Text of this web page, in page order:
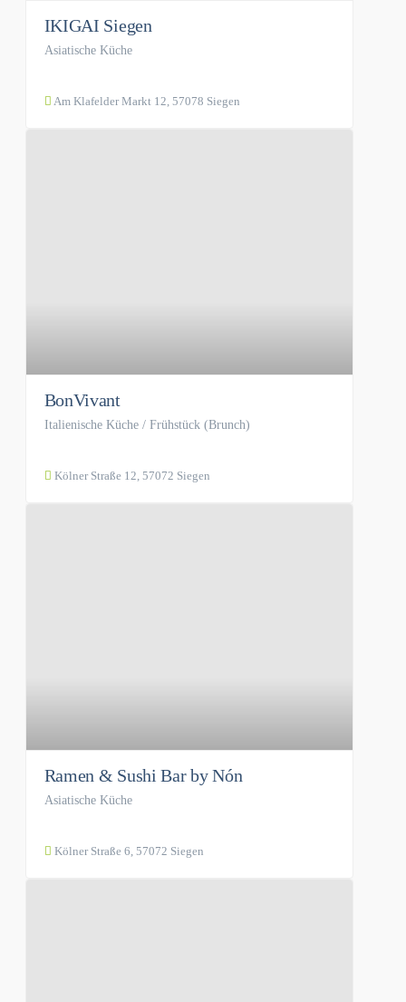
IKIGAI Siegen
Asiatische Küche
Am Klafelder Markt 12, 57078 Siegen
BonVivant
Italienische Küche / Frühstück (Brunch)
Kölner Straße 12, 57072 Siegen
Ramen & Sushi Bar by Nón
Asiatische Küche
Kölner Straße 6, 57072 Siegen